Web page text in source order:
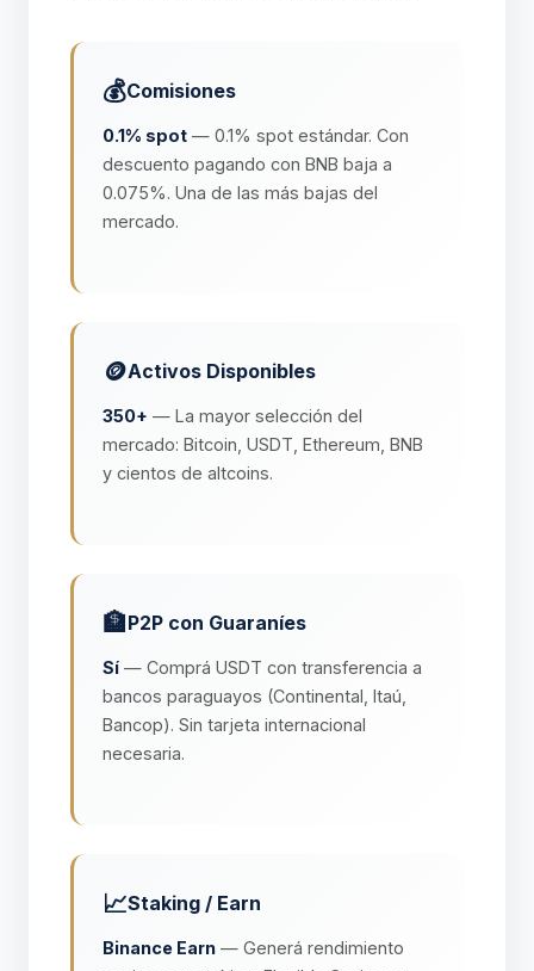
💰Comisiones
0.1% spot — 0.1% spot estándar. Con
descuento pagando con BNB baja a
0.075%. Una de las más bajas del
mercado.
🪙Activos Disponibles
350+ — La mayor selección del
mercado: Bitcoin, USDT, Ethereum, BNB
y cientos de altcoins.
🏦P2P con Guaraníes
Sí — Comprá USDT con transferencia a
bancos paraguayos (Continental, Itaú,
Bancop). Sin tarjeta internacional
necesaria.
📈Staking / Earn
Binance Earn — Generá rendimiento